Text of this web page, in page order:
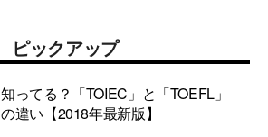
ピックアップ
知ってる？「TOIEC」と「TOEFL」
の違い【2018年最新版】